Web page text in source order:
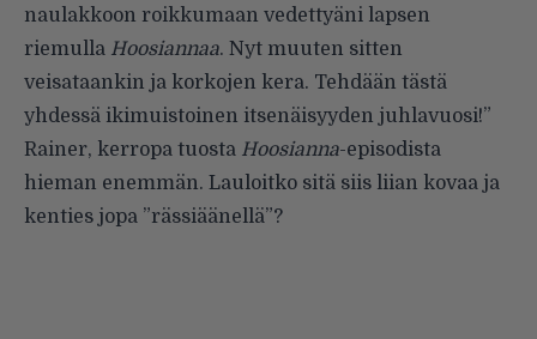
naulakkoon roikkumaan vedettyäni lapsen
riemulla Hoosiannaa. Nyt muuten sitten
veisataankin ja korkojen kera. Tehdään tästä
yhdessä ikimuistoinen itsenäisyyden juhlavuosi!”
Rainer, kerropa tuosta Hoosianna-episodista
hieman enemmän. Lauloitko sitä siis liian kovaa ja
kenties jopa ”rässiäänellä”?